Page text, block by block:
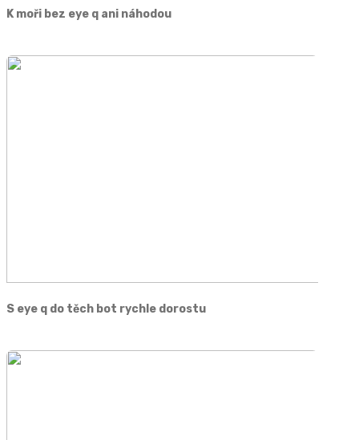
K moři bez eye q ani náhodou
S eye q do těch bot rychle dorostu